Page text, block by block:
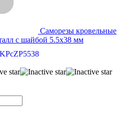
Саморезы кровельные
с шайбой 5.5х38 мм
KPcZP5538